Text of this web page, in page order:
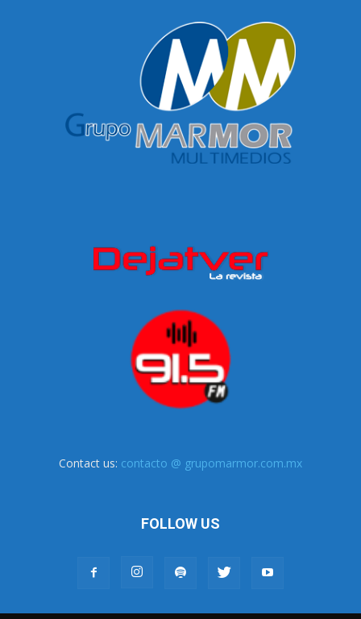
Contact us: contacto @ grupomarmor.com.mx
FOLLOW US